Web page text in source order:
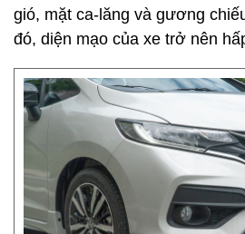
gió, mặt ca-lăng và gương
đó, diện mạo của xe trở nên